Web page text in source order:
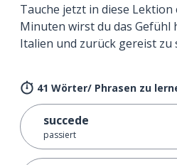
Tauche jetzt in diese Lektion
Minuten wirst du das Gefühl
Italien und zurück gereist zu
41 Wörter/ Phrasen zu
succede
passiert